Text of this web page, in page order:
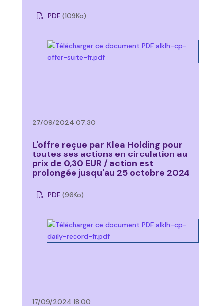
PDF (109Ko)
27/09/2024 07:30
L'offre reçue par Klea Holding pour
toutes ses actions en circulation au
prix de 0,30 EUR / action est
prolongée jusqu'au 25 octobre 2024
PDF (96Ko)
17/09/2024 18:00